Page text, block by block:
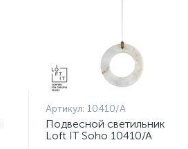
Артикул: 10410/A
Подвесной светильник
Loft IT Soho 10410/A